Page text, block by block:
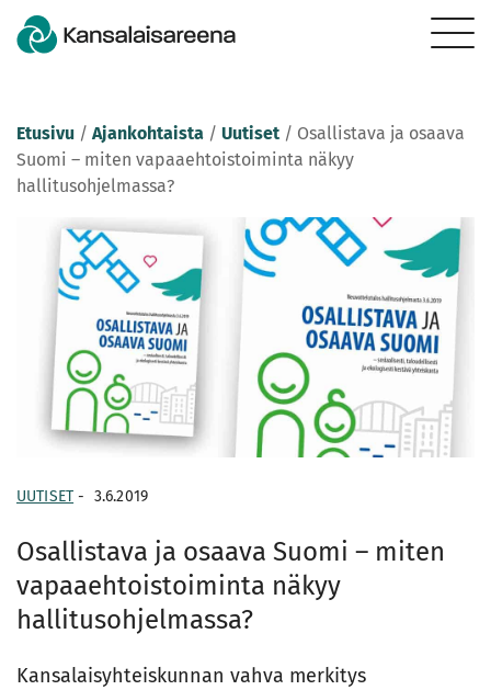
Etusivu / Ajankohtaista / Uutiset / Osallistava ja osaava
Suomi – miten vapaaehtoistoiminta näkyy
hallitusohjelmassa?
UUTISET - 3.6.2019
Osallistava ja osaava Suomi – miten
vapaaehtoistoiminta näkyy
hallitusohjelmassa?
Kansalaisyhteiskunnan vahva merkitys